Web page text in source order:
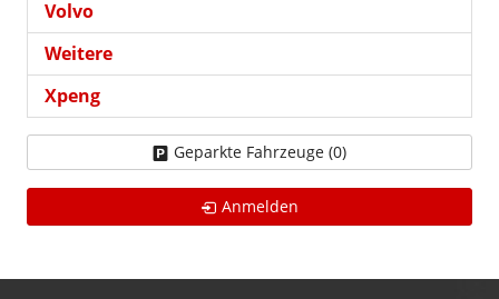
Volvo
Weitere
Xpeng
Geparkte Fahrzeuge (0)
Anmelden